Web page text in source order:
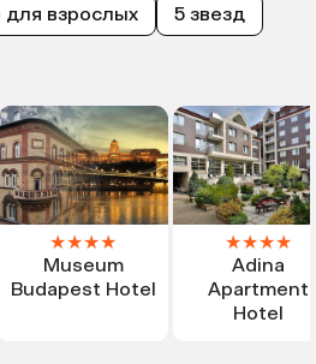
для взрослых 5 звезд
★★★★
Museum
Budapest Hotel
★★★★
Adina
Apartment
Hotel